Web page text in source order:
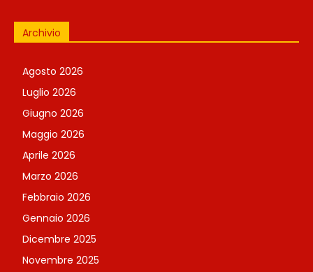
Archivio
Agosto 2026
Luglio 2026
Giugno 2026
Maggio 2026
Aprile 2026
Marzo 2026
Febbraio 2026
Gennaio 2026
Dicembre 2025
Novembre 2025